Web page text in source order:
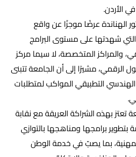
الأردن.
الهناندة عرضًا موجزًا عن واقع
التي شهدتها على مستوى البرامج
والمراكز المتخصصة، لا سيما مركز
الرقمي، مشيرًا إلى أن الجامعة تتبنى
التطبيقي المواكب لمتطلبات
تعتز بهذه الشراكة العريقة مع نقابة
برامجها ومناهجها بالتوازي
بما يصبّ في خدمة الوطن